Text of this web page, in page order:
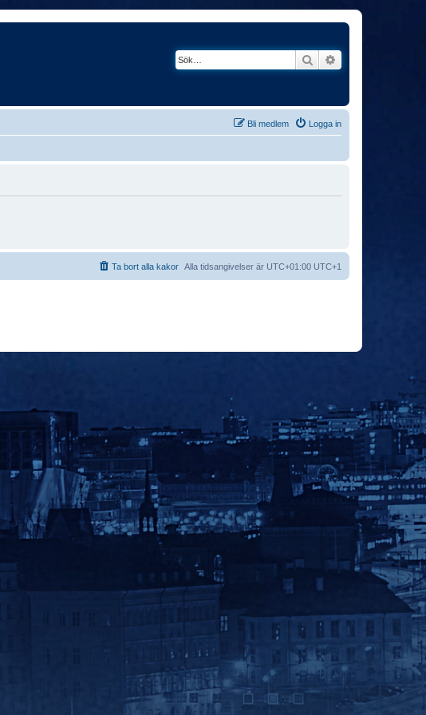
Sök
Logga in
Bli medlem
Alla tidsangivelser är UTC+01:00 UTC+1
Ta bort alla kakor